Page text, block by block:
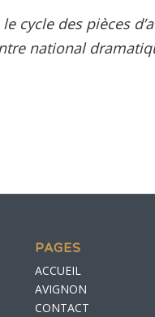
le cycle des pièces
national
PAGES
ACCUEIL
AVIGNON
CONTACT